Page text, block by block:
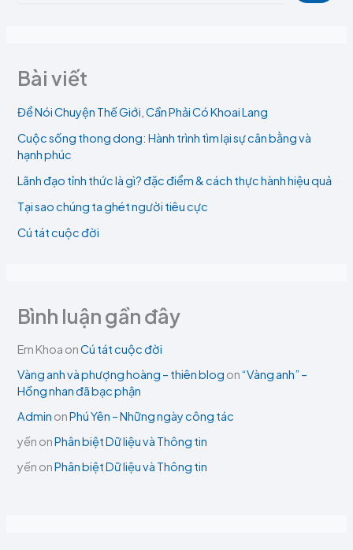
Bài viết
Để Nói Chuyện Thế Giới, Cần Phải Có Khoai Lang
Cuộc sống thong dong: Hành trình tìm lại sự cân bằng và
hạnh phúc
Lãnh đạo tỉnh thức là gì? đặc điểm & cách thực hành hiệu quả
Tại sao chúng ta ghét người tiêu cực
Cú tát cuộc đời
Bình luận gần đây
Em Khoa onCú tát cuộc đời
Vàng anh và phượng hoàng – thiên blog on“Vàng anh” –
Hồng nhan đã bạc phận
Admin onPhú Yên – Những ngày công tác
yến onPhân biệt Dữ liệu và Thông tin
yến onPhân biệt Dữ liệu và Thông tin